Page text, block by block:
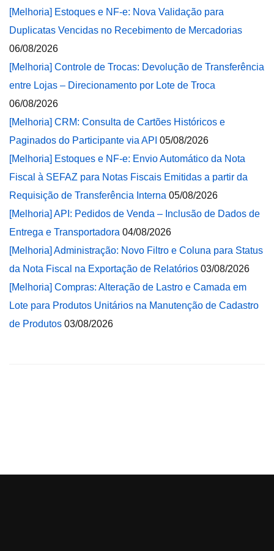
[Melhoria] Estoques e NF-e: Nova Validação para
Duplicatas Vencidas no Recebimento de Mercadorias
06/08/2026
[Melhoria] Controle de Trocas: Devolução de Transferência
entre Lojas – Direcionamento por Lote de Troca
06/08/2026
[Melhoria] CRM: Consulta de Cartões Históricos e
Paginados do Participante via API 05/08/2026
[Melhoria] Estoques e NF-e: Envio Automático da Nota
Fiscal à SEFAZ para Notas Fiscais Emitidas a partir da
Requisição de Transferência Interna 05/08/2026
[Melhoria] API: Pedidos de Venda – Inclusão de Dados de
Entrega e Transportadora 04/08/2026
[Melhoria] Administração: Novo Filtro e Coluna para Status
da Nota Fiscal na Exportação de Relatórios 03/08/2026
[Melhoria] Compras: Alteração de Lastro e Camada em
Lote para Produtos Unitários na Manutenção de Cadastro
de Produtos 03/08/2026